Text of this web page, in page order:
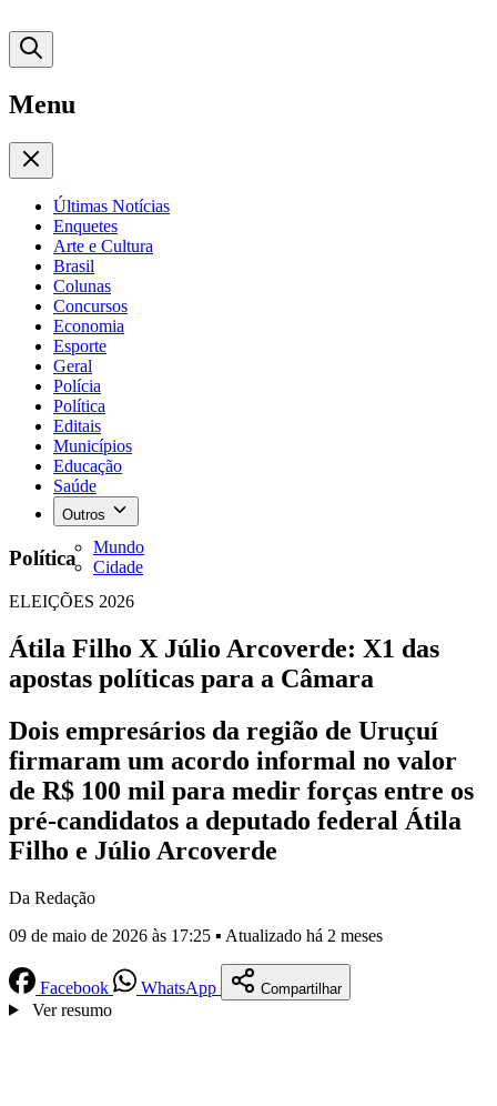
Menu
Últimas Notícias
Enquetes
Arte e Cultura
Brasil
Colunas
Concursos
Economia
Esporte
Geral
Polícia
Política
Editais
Municípios
Educação
Saúde
Outros
Mundo
Cidade
Política
ELEIÇÕES 2026
Átila Filho X Júlio Arcoverde: X1 das
apostas políticas para a Câmara
Dois empresários da região de Uruçuí
firmaram um acordo informal no valor
de R$ 100 mil para medir forças entre os
pré-candidatos a deputado federal Átila
Filho e Júlio Arcoverde
Da Redação
09 de maio de 2026 às 17:25 ▪ Atualizado há 2 meses
Facebook WhatsApp Compartilhar
Ver resumo